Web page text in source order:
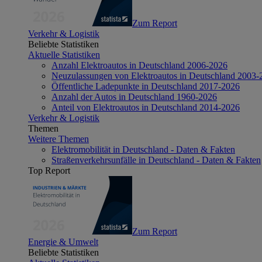
Zum Report
Verkehr & Logistik
Beliebte Statistiken
Aktuelle Statistiken
Anzahl Elektroautos in Deutschland 2006-2026
Neuzulassungen von Elektroautos in Deutschland 2003-
Öffentliche Ladepunkte in Deutschland 2017-2026
Anzahl der Autos in Deutschland 1960-2026
Anteil von Elektroautos in Deutschland 2014-2026
Verkehr & Logistik
Themen
Weitere Themen
Elektromobilität in Deutschland - Daten & Fakten
Straßenverkehrsunfälle in Deutschland - Daten & Fakten
Top Report
Zum Report
Energie & Umwelt
Beliebte Statistiken